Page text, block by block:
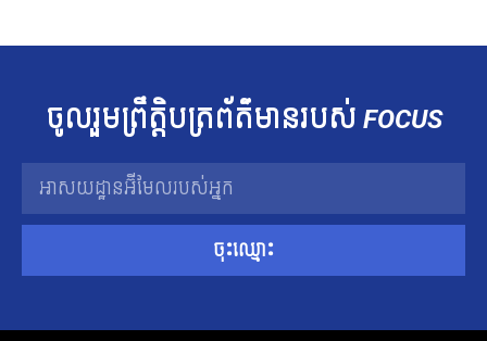
ចូលរួម​ព្រឹត្តិបត្រ​ព័ត៌មាន​របស់​FOCUS
ចុះឈ្មោះ